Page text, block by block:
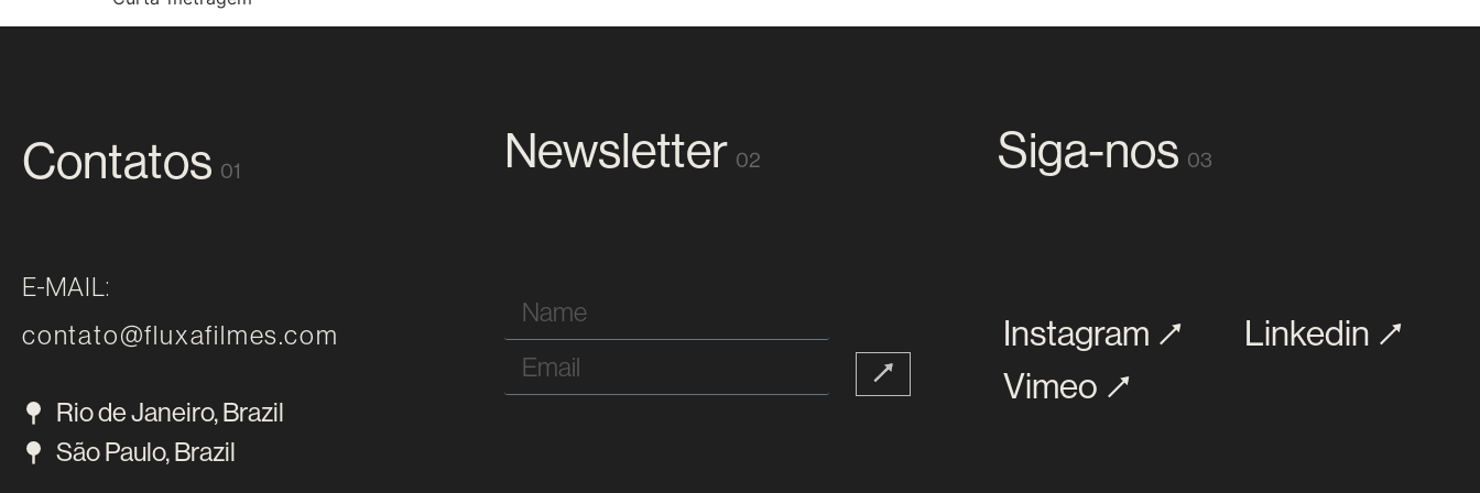
Contatos 01 Newsletter 02 Siga-nos 03
E-MAIL:
contato@fluxafilmes.com
Rio de Janeiro, Brazil
São Paulo, Brazil
Instagram
Linkedin
Vimeo